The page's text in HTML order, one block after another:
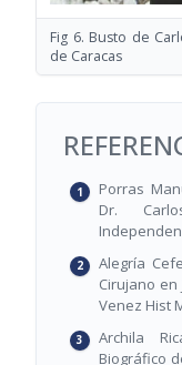
Fig 6. Busto de
de Caracas
Porras
Dr.
Alegría
Cirujano en
Venez Hist
Archila
Biográfico